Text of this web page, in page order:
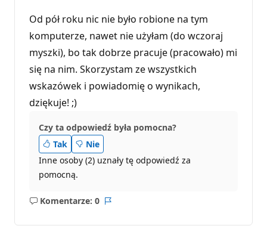
Od pół roku nic nie było robione na tym
komputerze, nawet nie użyłam (do wczoraj
myszki), bo tak dobrze pracuje (pracowało) mi
się na nim. Skorzystam ze wszystkich
wskazówek i powiadomię o wynikach,
dziękuje! ;)
Czy ta odpowiedź była pomocna?
Tak
Nie
Inne osoby (2) uznały tę odpowiedź za
pomocną.
Komentarze: 0
Brak